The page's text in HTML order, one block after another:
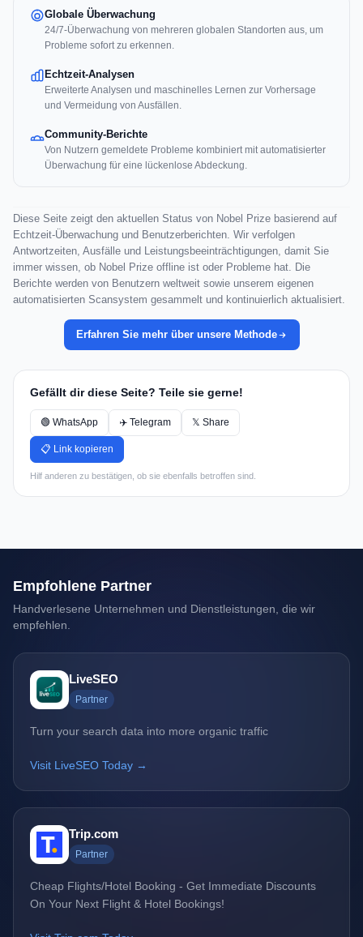
Globale Überwachung
24/7-Überwachung von mehreren globalen Standorten aus, um
Probleme sofort zu erkennen.
Echtzeit-Analysen
Erweiterte Analysen und maschinelles Lernen zur Vorhersage
und Vermeidung von Ausfällen.
Community-Berichte
Von Nutzern gemeldete Probleme kombiniert mit automatisierter
Überwachung für eine lückenlose Abdeckung.
Diese Seite zeigt den aktuellen Status von Nobel Prize basierend auf
Echtzeit-Überwachung und Benutzerberichten. Wir verfolgen
Antwortzeiten, Ausfälle und Leistungsbeeinträchtigungen, damit Sie
immer wissen, ob Nobel Prize offline ist oder Probleme hat. Die
Berichte werden von Benutzern weltweit sowie unserem eigenen
automatisierten Scansystem gesammelt und kontinuierlich aktualisiert.
Erfahren Sie mehr über unsere Methode
Gefällt dir diese Seite? Teile sie gerne!
🟢 WhatsApp ✈️ Telegram 𝕏 Share
📋 Link kopieren
Hilf anderen zu bestätigen, ob sie ebenfalls betroffen sind.
Empfohlene Partner
Handverlesene Unternehmen und Dienstleistungen, die wir
empfehlen.
LiveSEO
Partner
Turn your search data into more organic traffic
Visit LiveSEO Today →
Trip.com
Partner
Cheap Flights/Hotel Booking - Get Immediate Discounts
On Your Next Flight & Hotel Bookings!